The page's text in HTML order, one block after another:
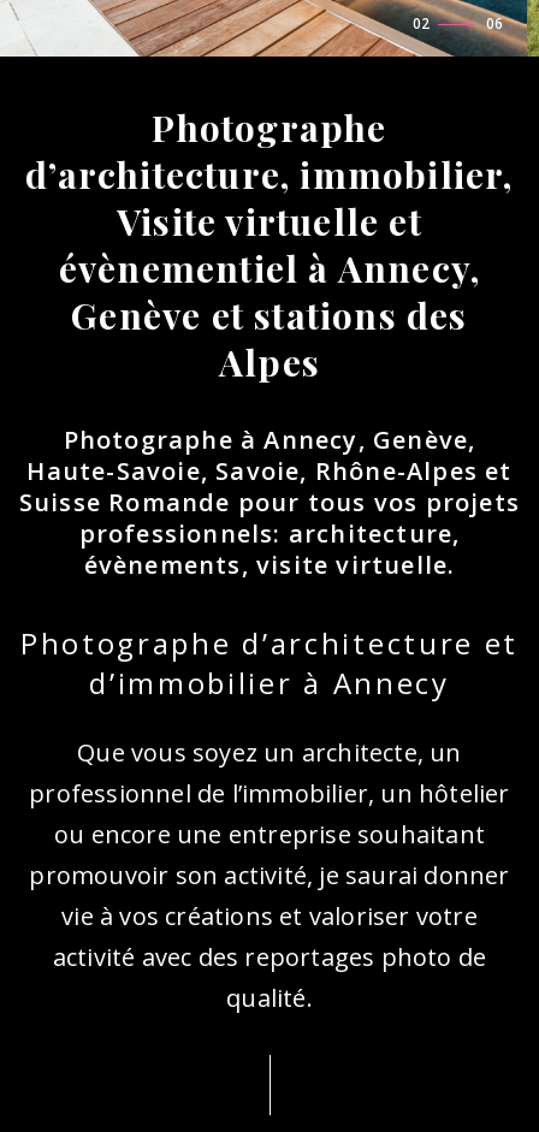
02 /06
Photographe
d’architecture, immobilier,
Visite virtuelle et
évènementiel à Annecy,
Genève et stations des
Alpes
Photographe à Annecy, Genève,
Haute-Savoie, Savoie, Rhône-Alpes et
Suisse Romande pour tous vos projets
professionnels: architecture,
évènements, visite virtuelle.
Photographe d’architecture et
d’immobilier à Annecy
Que vous soyez un architecte, un
professionnel de l’immobilier, un hôtelier
ou encore une entreprise souhaitant
promouvoir son activité, je saurai donner
vie à vos créations et valoriser votre
activité avec des reportages photo de
qualité.